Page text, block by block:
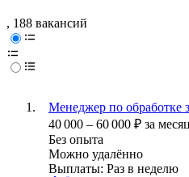
, 188 вакансий
Менеджер по обработке
40 000 – 60 000 ₽ за
Без опыта
Можно удалённо
Выплаты: Раз в неделю